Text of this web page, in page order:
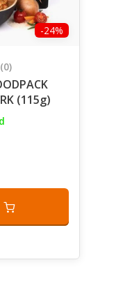
-24%
(0)
(115g)